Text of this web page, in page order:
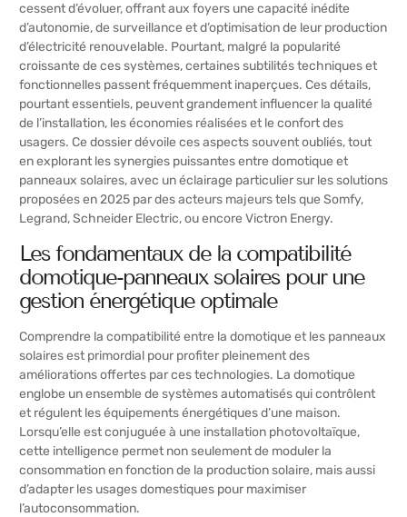
cessent d’évoluer, offrant aux foyers une capacité inédite
d’autonomie, de surveillance et d’optimisation de leur production
d’électricité renouvelable. Pourtant, malgré la popularité
croissante de ces systèmes, certaines subtilités techniques et
fonctionnelles passent fréquemment inaperçues. Ces détails,
pourtant essentiels, peuvent grandement influencer la qualité
de l’installation, les économies réalisées et le confort des
usagers. Ce dossier dévoile ces aspects souvent oubliés, tout
en explorant les synergies puissantes entre domotique et
panneaux solaires, avec un éclairage particulier sur les solutions
proposées en 2025 par des acteurs majeurs tels que Somfy,
Legrand, Schneider Electric, ou encore Victron Energy.
Les fondamentaux de la compatibilité
domotique-panneaux solaires pour une
gestion énergétique optimale
Comprendre la compatibilité entre la domotique et les panneaux
solaires est primordial pour profiter pleinement des
améliorations offertes par ces technologies. La domotique
englobe un ensemble de systèmes automatisés qui contrôlent
et régulent les équipements énergétiques d’une maison.
Lorsqu’elle est conjuguée à une installation photovoltaïque,
cette intelligence permet non seulement de moduler la
consommation en fonction de la production solaire, mais aussi
d’adapter les usages domestiques pour maximiser
l’autoconsommation.